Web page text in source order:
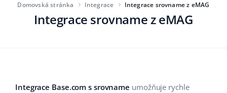
Produktový manažer
Pro začínající e-commerce
Čeština
Domovská stránka Integrace Integrace srovname z eMAG
Integrace srovname z eMAG
Integrace Base.com s srovname umožňuje rychle